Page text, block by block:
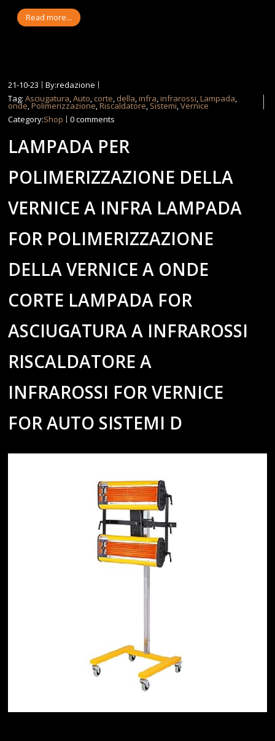
Read more...
21-10-23
By:redazione
Tag:Asciugatura,Auto, corte, della,infra,infrarossi,Lampada,
onde,Polimerizzazione,Riscaldatore, Sistemi,Vernice
Category:Shop 0 comments
LAMPADA PER
POLIMERIZZAZIONE DELLA
VERNICE A INFRA LAMPADA
FOR POLIMERIZZAZIONE
DELLA VERNICE A ONDE
CORTE LAMPADA FOR
ASCIUGATURA A INFRAROSSI
RISCALDATORE A
INFRAROSSI FOR VERNICE
FOR AUTO SISTEMI D